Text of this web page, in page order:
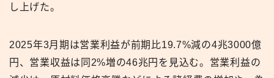
し上げた。
2025年3月期は営業利益が前期比19.7%減の4兆3000億
円、営業収益は同2%増の46兆円を見込む。営業利益の